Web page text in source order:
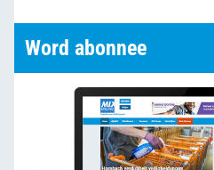
Word abonnee